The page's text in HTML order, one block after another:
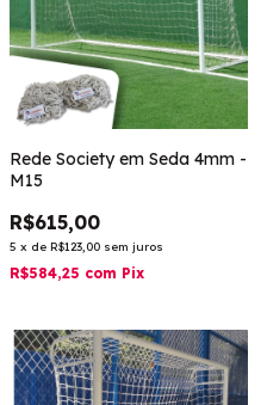
Rede Society em Seda 4mm -
M15
R$615,00
5 x de R$123,00 sem juros
R$584,25 com Pix